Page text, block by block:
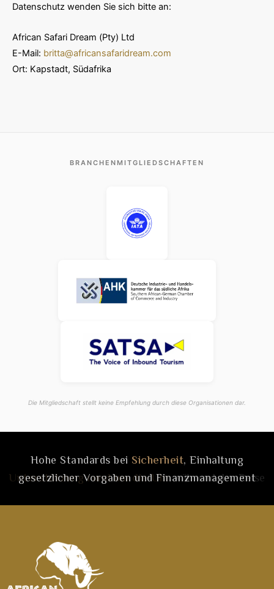
Datenschutz wenden Sie sich bitte an:
African Safari Dream (Pty) Ltd
E-Mail: britta@africansafaridream.com
Ort: Kapstadt, Südafrika
BRANCHENMITGLIEDSCHAFTEN
Die Mitgliedschaft stellt keine Empfehlung durch diese Organisationen dar.
Hohe Standards bei Sicherheit, Einhaltung
gesetzlicher Vorgaben und Finanzmanagement